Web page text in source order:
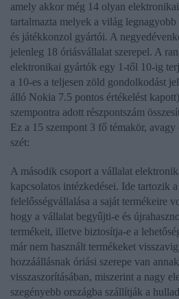
amely akkor még 14 olyan
tartalmazta melyek a világ
és játékkonzol gyártói. A
jelenleg 18 óriásvállalat szerepel. A
elektronikai gyártók egy 1-től 10-ig
a 10-es a teljesen zöld gondolkodást
álló Nokia 7.5 pontos értékelést
szempontra adott részpontszám
Ez a 15 szempont 3 fő témakör,
szét:
A második csoport a vállalat elektr
kapcsolatos intézkedései. Ide tartozik
felelősségvállalása a saját termékeire
hogy a vállalat begyűjti-e és újrahasz
termékeit, illetve biztosítja-e a lehe
már nem használt termékeket
hozzáállásnak óriási szerepe van
visszaszorításában, miszerint a nagy
szegényebb országba szállítják a